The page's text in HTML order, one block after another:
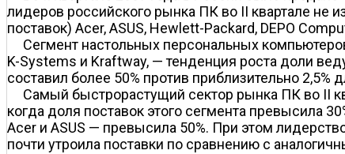
лидеров российского рынка ПК во II квартале
поставок) Acer, ASUS, Hewlett-Packard, DEPO
Сегмент настольных персональных
K-Systems и Kraftway, — тенденция роста доли
составил более 50% против приблизительно 2,5%
Самый быстрорастущий сектор рынка ПК во II
когда доля поставок этого сегмента превысила
Acer и ASUS — превысила 50%. При этом
почти утроила поставки по сравнению с